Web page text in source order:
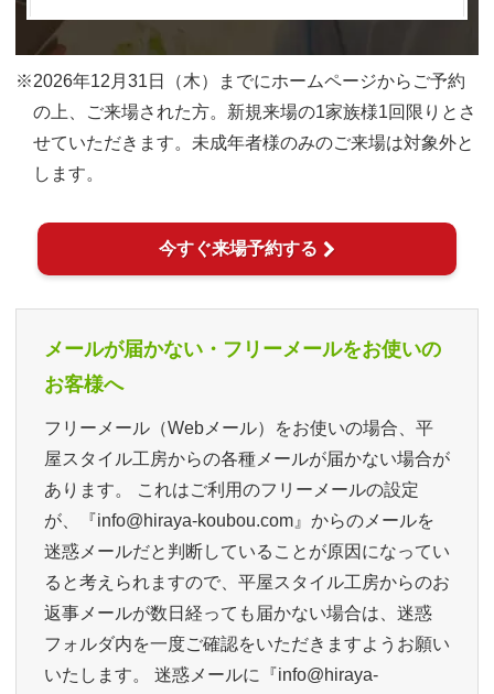
※2026年12月31日（木）までにホームページからご予約
の上、ご来場された方。新規来場の1家族様1回限りとさ
せていただきます。未成年者様のみのご来場は対象外と
します。
今すぐ来場予約する
メールが届かない・フリーメールをお使いの
お客様へ
フリーメール（Webメール）をお使いの場合、平
屋スタイル工房からの各種メールが届かない場合が
あります。 これはご利用のフリーメールの設定
が、『info@hiraya-koubou.com』からのメールを
迷惑メールだと判断していることが原因になってい
ると考えられますので、平屋スタイル工房からのお
返事メールが数日経っても届かない場合は、迷惑
フォルダ内を一度ご確認をいただきますようお願い
いたします。 迷惑メールに『info@hiraya-